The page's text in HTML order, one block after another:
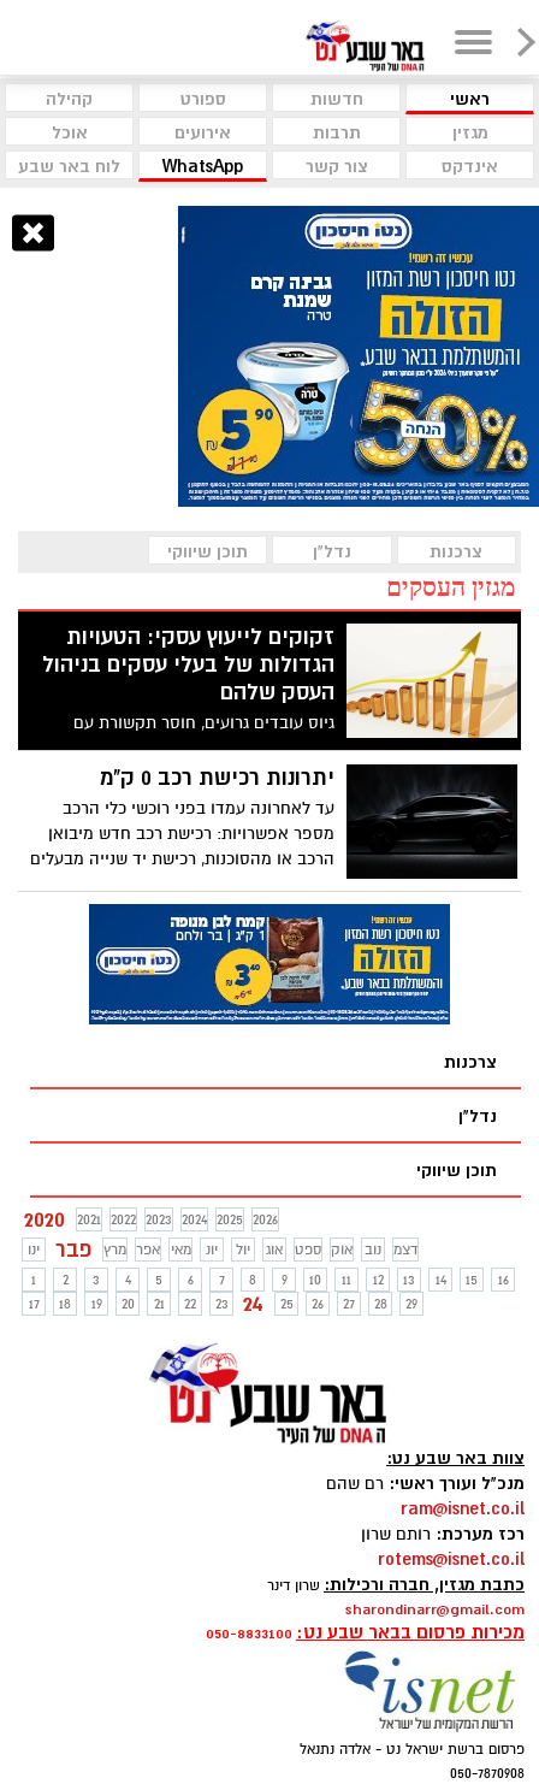
ראשי חדשות ספורט
קהילה
מגזין
תרבות אירועים
אוכל
אינדקס
צור קשר WhatsApp לוח באר שבע
צרכנות נדל"ן תוכן שיווקי
מגזין העסקים
זקוקים לייעוץ עסקי: הטעויות
הגדולות של בעלי עסקים בניהול
העסק שלהם
גיוס עובדים גרועים, חוסר תקשורת עם
לקוחות, קיבעון וניהול כספי כושל - כל
הטעויות הגדולות ביותר הנפוצות בקרב בעלי
עסקים וכיצד ייעוץ עסקי יכול לסייע במניעתן
יתרונות רכישת רכב 0 ק"מ
עד לאחרונה עמדו בפני רוכשי כלי הרכב
מספר אפשרויות: רכישת רכב חדש מיבואן
הרכב או מהסוכנות, רכישת יד שנייה מבעלים
חברת רכב. בשנים האחרונות נוספה אפשרות
חדשה המשלבת בין היתרונות של רכישת רכב
חדש מהניילונים, לבין המחיר האטרקטיבי של
ק"מ.
צרכנות
נדל"ן
תוכן שיווקי
2020 2021 2022 2023 2024 2025
2026
ינו
פבר מרץ אפר מאי יונ יול אוג ספט אוק נוב
דצמ
1
2 3 4 5 6 7 8 9 10 11 12 13 14 15
16
17
18 19 20 21 22 23 24 25 26 27 28 29
צוות באר שבע נט:
מנכ"ל ועורך ראשי: רם שהם
ram@isnet.co.il
רכז מערכת: רותם שרון
rotems@isnet.co.il
כתבת מגזין, חברה ורכילות: שרון דינר
sharondinarr@gmail.com
מכירות פרסום בבאר שבע נט: 050-8833100
פרסום ברשת ישראל נט - אלדה נתנאל
050-7870908